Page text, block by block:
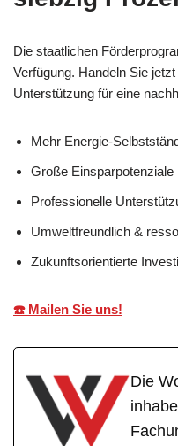
Die staatlichen
Verfügung. Handeln Sie
Unterstützung für eine
Mehr Energie-
Große Einsparpotenziale
Professionelle
Umweltfreundlich &
Zukunftsorientierte
☎️ Mailen Sie uns!
Die